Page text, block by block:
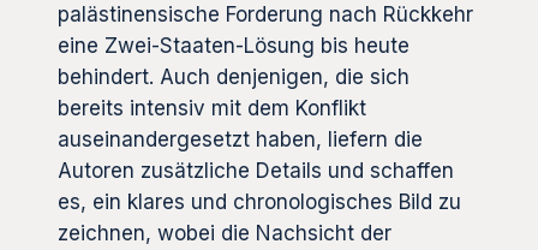
palästinensische Forderung nach Rückkehr
eine Zwei-Staaten-Lösung bis heute
behindert. Auch denjenigen, die sich
bereits intensiv mit dem Konflikt
auseinandergesetzt haben, liefern die
Autoren zusätzliche Details und schaffen
es, ein klares und chronologisches Bild zu
zeichnen, wobei die Nachsicht der